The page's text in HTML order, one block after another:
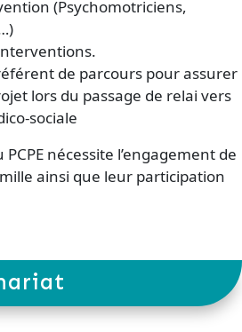
(Psychomotriciens,
de parcours pour assurer
lors du passage de relai vers
sociale
nécessite l’engagement de
ainsi que leur participation